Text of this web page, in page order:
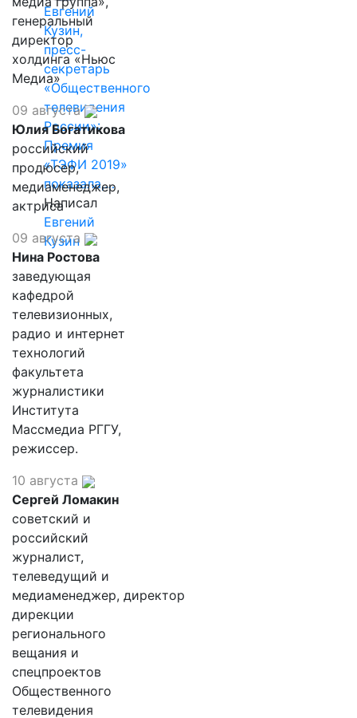
Евгений
Кузин,
пресс-
секретарь
«Общественного
телевидения
России»:
Премия
«ТЭФИ 2019»
показала,…
Написал
Евгений
Кузин
генеральный
директор
холдинга «Ньюс
Медиа»
09 августа
Юлия Богатикова
российский
продюсер,
медиаменеджер,
актриса
09 августа
Нина Ростова
заведующая
кафедрой
телевизионных,
радио и интернет
технологий
факультета
журналистики
Института
Массмедиа РГГУ,
режиссер.
10 августа
Сергей Ломакин
советский и
российский
журналист,
телеведущий и
медиаменеджер, директор
дирекции
регионального
вещания и
спецпроектов
Общественного
телевидения